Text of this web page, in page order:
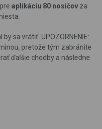
aplikáciu 80 nosičov za
sa vrátiť. UPOZORNENIE:
pretože tým zabránite
ďalšie chodby a následne